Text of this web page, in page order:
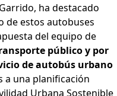
ha destacado
de estos autobuses
del equipo de
público y por
de autobús urbano
a una planificación
Urbana Sostenible